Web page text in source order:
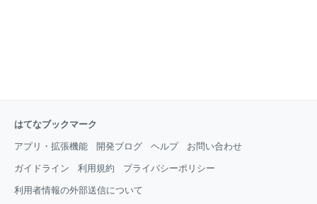
はてなブックマーク
アプリ・拡張機能 開発ブログ ヘルプ お問い合わせ
ガイドライン 利用規約 プライバシーポリシー
利用者情報の外部送信について